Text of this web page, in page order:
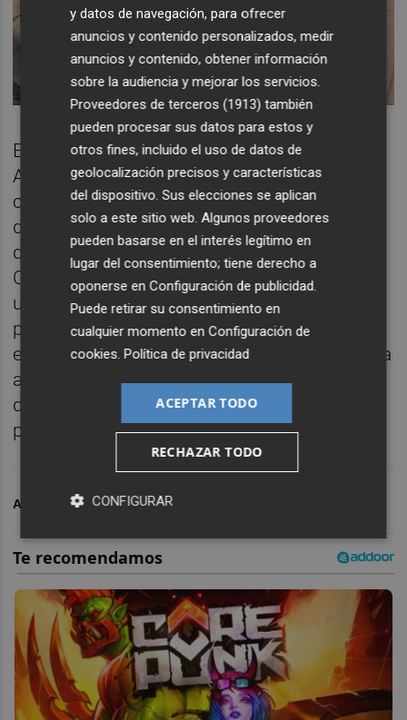
En este sentido, recordó que "el
Ayuntamiento está obligado a mantener y
conservar el patrimonio cultural y artístico
de la ciudad, así como su entorno", por lo
que instó al gobierno municipal de
Compromís y PSPV a "resolver
urgentemente todas las deficiencias que
presenta el suelo de este enclave
emblemático de la ciudad". Exigió, pues, "una
actuación urgente y coordinada de las
delegaciones competentes para que se
proceda a su restauración".
ARCHIVADO EN PALAU DE LA MÚSICA
y datos de navegación, para ofrecer
anuncios y contenido personalizados, medir
anuncios y contenido, obtener información
sobre la audiencia y mejorar los servicios.
Proveedores de terceros (1913) también
pueden procesar sus datos para estos y
otros fines, incluido el uso de datos de
geolocalización precisos y características
del dispositivo. Sus elecciones se aplican
solo a este sitio web. Algunos proveedores
pueden basarse en el interés legítimo en
lugar del consentimiento; tiene derecho a
oponerse enConfiguración de publicidad
Puede retirar su consentimiento en
cualquier momento enConfiguración de
cookies .Política de privacidad
ACEPTAR TODO
RECHAZAR TODO
CONFIGURAR